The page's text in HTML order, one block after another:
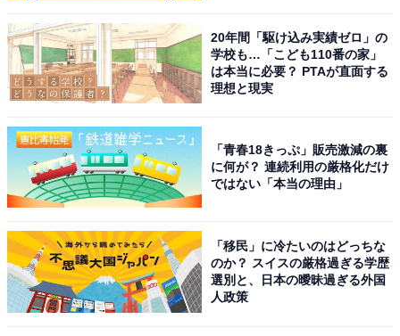
1
20年間「駆け込み実績ゼロ」の
学校も…「こども110番の家」
は本当に必要？ PTAが直面する
理想と現実
「青春18きっぷ」販売激減の裏
に何が？ 連続利用の厳格化だけ
ではない「本当の理由」
「移民」に冷たいのはどっちな
のか？ スイスの厳格過ぎる学歴
選別と、日本の曖昧過ぎる外国
人政策